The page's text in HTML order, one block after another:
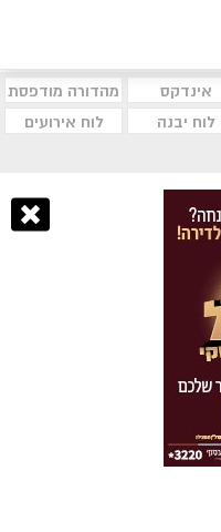
אינדקס
מהדורה מודפסת
לוח יבנה
לוח אירועים